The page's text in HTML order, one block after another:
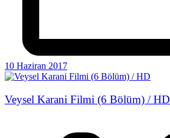
10 Haziran 2017
Veysel Karani Filmi (6 Bölüm) / HD